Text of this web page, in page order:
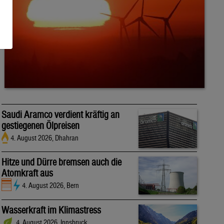
Saudi Aramco verdient kräftig an
gestiegenen Ölpreisen
4. August 2026, Dhahran
Hitze und Dürre bremsen auch die
Atomkraft aus
4. August 2026, Bern
Wasserkraft im Klimastress